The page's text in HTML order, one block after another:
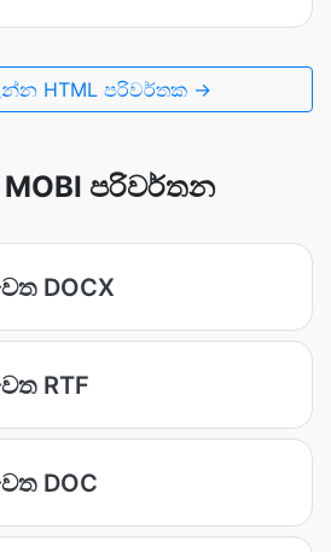
HTML පරිවර්තක →
පරිවර්තන
DOCX
RTF
DOC